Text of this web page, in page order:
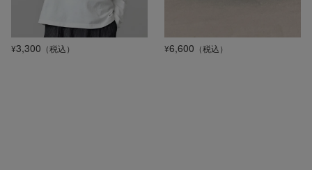
¥3,300 （税込） ¥6,600 （税込）